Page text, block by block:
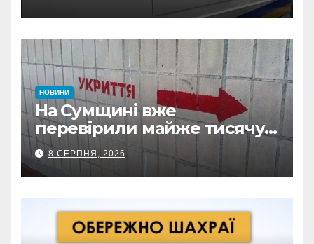
НОВИНИ
На Сумщині вже
перевірили майже тисячу
укриттів: де виявили
замкнені двері
8 СЕРПНЯ, 2026